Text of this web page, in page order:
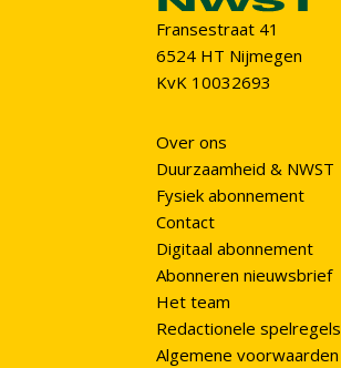
Fransestraat 41
6524 HT Nijmegen
KvK 10032693
Over ons
Duurzaamheid & NWST
Fysiek abonnement
Contact
Digitaal abonnement
Abonneren nieuwsbrief
Het team
Redactionele spelregels
Algemene voorwaarden